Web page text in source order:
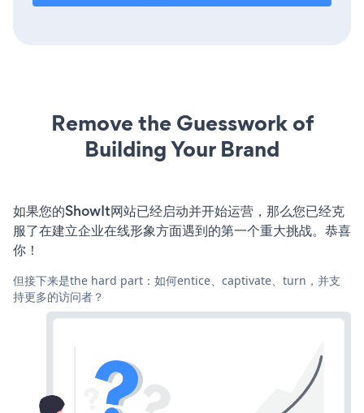
Remove the Guesswork of
Building Your Brand
如果您的ShowIt网站已经启动并开始运营，那么您已经克
服了在建立企业在线形象方面遇到的第一个重大挑战。恭喜
你！
但接下来是the hard part：如何entice、captivate、turn，并支
持更多的访问者？